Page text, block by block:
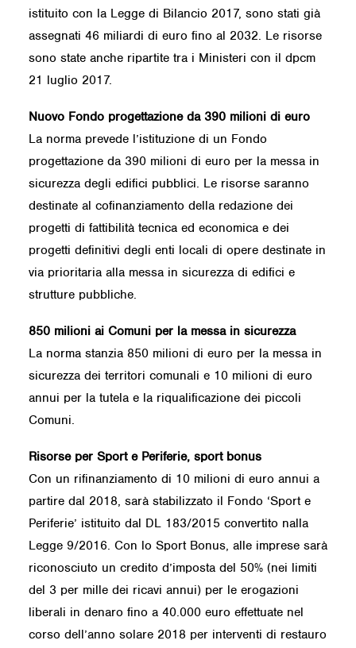
istituito con la Legge di Bilancio 2017, sono stati già
assegnati 46 miliardi di euro fino al 2032. Le risorse
sono state anche ripartite tra i Ministeri con il dpcm
21 luglio 2017.
Nuovo Fondo progettazione da 390 milioni di euro
La norma prevede l’istituzione di un Fondo
progettazione da 390 milioni di euro per la messa in
sicurezza degli edifici pubblici. Le risorse saranno
destinate al cofinanziamento della redazione dei
progetti di fattibilità tecnica ed economica e dei
progetti definitivi degli enti locali di opere destinate in
via prioritaria alla messa in sicurezza di edifici e
strutture pubbliche.
850 milioni ai Comuni per la messa in sicurezza
La norma stanzia 850 milioni di euro per la messa in
sicurezza dei territori comunali e 10 milioni di euro
annui per la tutela e la riqualificazione dei piccoli
Comuni.
Risorse per Sport e Periferie, sport bonus
Con un rifinanziamento di 10 milioni di euro annui a
partire dal 2018, sarà stabilizzato il Fondo ‘Sport e
Periferie’ istituito dal DL 183/2015 convertito nalla
Legge 9/2016. Con lo Sport Bonus, alle imprese sarà
riconosciuto un credito d’imposta del 50% (nei limiti
del 3 per mille dei ricavi annui) per le erogazioni
liberali in denaro fino a 40.000 euro effettuate nel
corso dell’anno solare 2018 per interventi di restauro